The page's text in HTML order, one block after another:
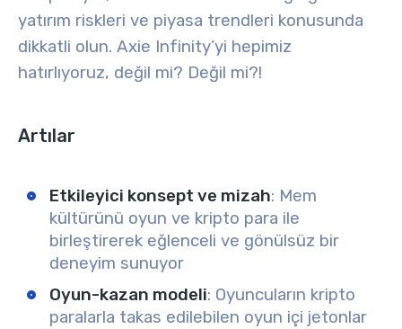
yatırım riskleri ve piyasa trendleri konusunda
dikkatli olun. Axie Infinity’yi hepimiz
hatırlıyoruz, değil mi? Değil mi?!
Artılar
Etkileyici konsept ve mizah: Mem
kültürünü oyun ve kripto para ile
birleştirerek eğlenceli ve gönülsüz bir
deneyim sunuyor
Oyun-kazan modeli: Oyuncuların kripto
paralarla takas edilebilen oyun içi jetonlar